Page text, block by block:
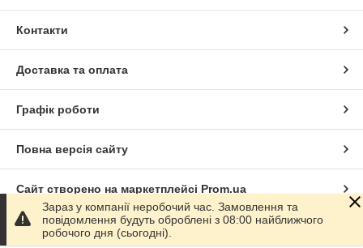
Контакти
Доставка та оплата
Графік роботи
Повна версія сайту
Сайт створено на маркетплейсі Prom.ua
Політика конфіденційності
Зараз у компанії неробочий час. Замовлення та
повідомлення будуть оброблені з 08:00 найближчого
робочого дня (сьогодні).